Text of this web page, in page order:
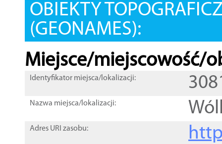
OBIEKTY
(GEONAMES):
Miejsce/miejscowość/
Identyfikator miejsca/lokalizacji:
Nazwa miejsca/lokalizacji:
Adres URI zasobu: